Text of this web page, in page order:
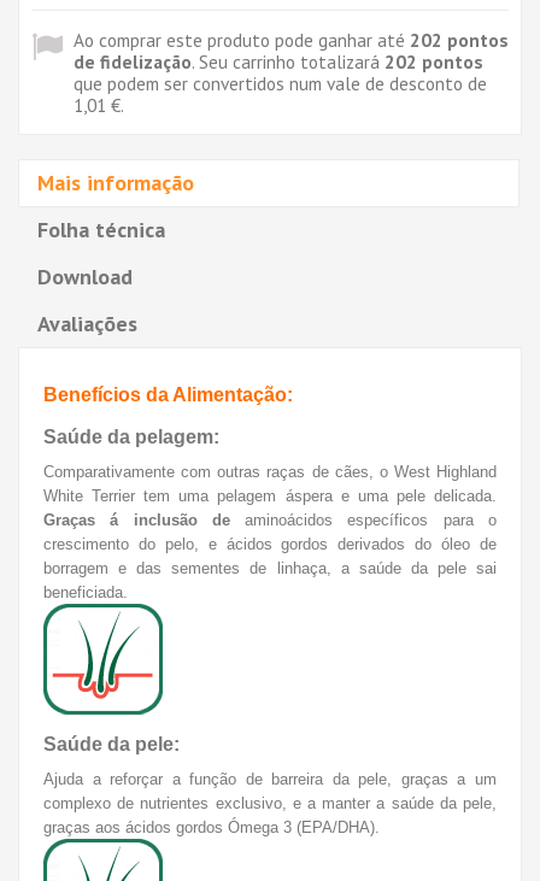
Ao comprar este produto pode ganhar até 202 pontos
de fidelização. Seu carrinho totalizará 202 pontos
que podem ser convertidos num vale de desconto de
1,01 €.
Mais informação
Folha técnica
Download
Avaliações
Benefícios da Alimentação:
Saúde da pelagem:
Comparativamente com outras raças de cães, o West Highland
White Terrier tem uma pelagem áspera e uma pele delicada.
Graças á inclusão deaminoácidos específicos para o
crescimento do pelo, e ácidos gordos derivados do óleo de
borragem e das sementes de linhaça, a saúde da pele sai
beneficiada.
Saúde da pele:
Ajuda a reforçar a função de barreira da pele, graças a um
complexo de nutrientes exclusivo, e a manter a saúde da pele,
graças aos ácidos gordos Ómega 3 (EPA/DHA).